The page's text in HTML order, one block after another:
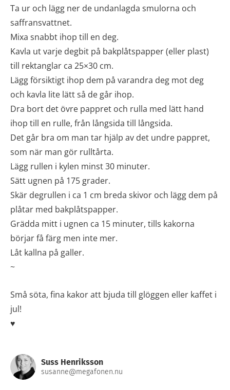
Ta ur och lägg ner de undanlagda smulorna och
saffransvattnet.
Mixa snabbt ihop till en deg.
Kavla ut varje degbit på bakplåtspapper (eller plast)
till rektanglar ca 25×30 cm.
Lägg försiktigt ihop dem på varandra deg mot deg
och kavla lite lätt så de går ihop.
Dra bort det övre pappret och rulla med lätt hand
ihop till en rulle, från långsida till långsida.
Det går bra om man tar hjälp av det undre pappret,
som när man gör rulltårta.
Lägg rullen i kylen minst 30 minuter.
Sätt ugnen på 175 grader.
Skär degrullen i ca 1 cm breda skivor och lägg dem på
plåtar med bakplåtspapper.
Grädda mitt i ugnen ca 15 minuter, tills kakorna
börjar få färg men inte mer.
Låt kallna på galler.
~
Små söta, fina kakor att bjuda till glöggen eller kaffet i
jul!
♥
Suss Henriksson
susanne@megafonen.nu